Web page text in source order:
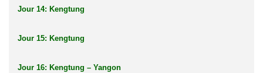
Jour 14: Kengtung
Jour 15: Kengtung
Jour 16: Kengtung – Yangon